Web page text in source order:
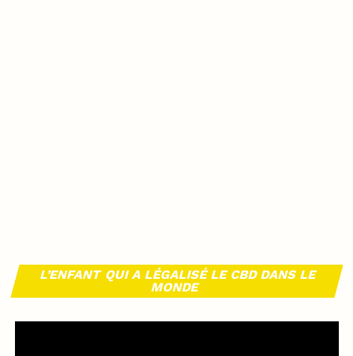
L’ENFANT QUI A LÉGALISÉ LE CBD DANS LE
MONDE